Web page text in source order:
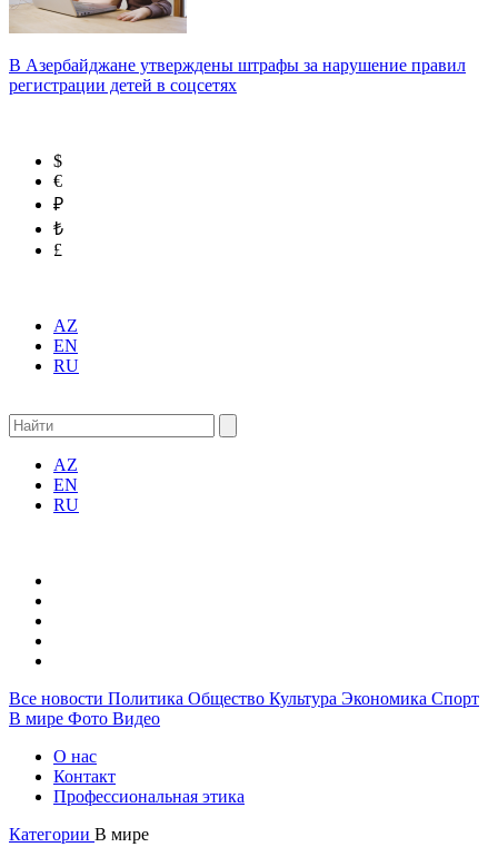
В Азербайджане утверждены штрафы за нарушение правил
регистрации детей в соцсетях
$
€
₽
₺
£
AZ
EN
RU
AZ
EN
RU
Все новости Политика Общество Культура Экономика Спорт
В мире Фото Видео
О нас
Контакт
Профессиональная этика
Категории В мире